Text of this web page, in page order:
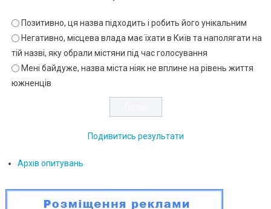
Позитивно, ця назва підходить і робить його унікальним
Негативно, місцева влада має їхати в Київ та наполягати на
тій назві, яку обрали містяни під час голосування
Мені байдуже, назва міста ніяк не вплине на рівень життя
южненців
Подивитись результати
Архів опитувань